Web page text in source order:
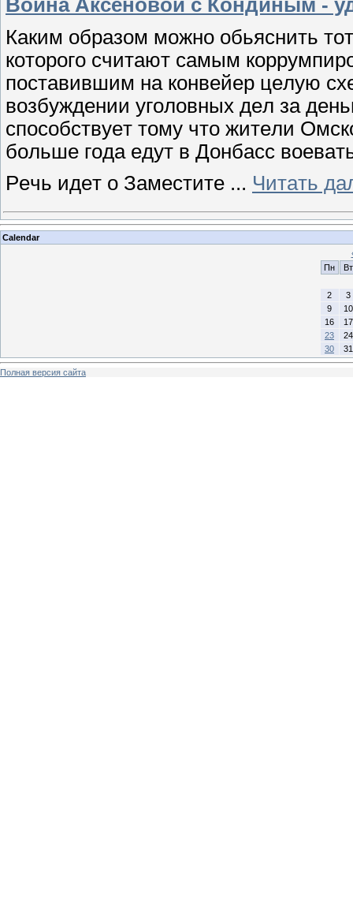
Война Аксеновой с Кондиным -
Каким образом можно обьяснить
которого считают самым
поставившим на конвейер целую
возбуждении уголовных дел за
способствует тому что жители
больше года едут в Донбасс
Речь идет о Заместите ... Читать
Calendar
Пн
Вт
2
3
9
10
16
17
23
24
30
31
Полная версия сайта